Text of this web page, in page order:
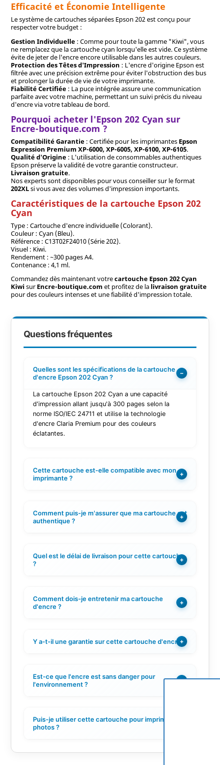
Efficacité et Économie Intelligente
Le système de cartouches séparées Epson 202 est conçu pour
respecter votre budget :
Gestion Individuelle: Comme pour toute la gamme "Kiwi", vous
ne remplacez que la cartouche cyan lorsqu'elle est vide. Ce système
évite de jeter de l'encre encore utilisable dans les autres couleurs.
Protection des Têtes d'Impression : L'encre d'origine Epson est
filtrée avec une précision extrême pour éviter l'obstruction des bus
et prolonger la durée de vie de votre imprimante.
Fiabilité Certifiée: La puce intégrée assure une communication
parfaite avec votre machine, permettant un suivi précis du niveau
d'encre via votre tableau de bord.
Pourquoi acheter l'Epson 202 Cyan sur
Encre-boutique.com ?
Compatibilité Garantie: Certifiée pour les imprimantes Epson
Expression Premium XP-6000, XP-6005, XP-6100, XP-6105.
Qualité d'Origine: L'utilisation de consommables authentiques
Epson préserve la validité de votre garantie constructeur.
Livraison gratuite.
Nos experts sont disponibles pour vous conseiller sur le format
202XLsi vous avez des volumes d'impression importants.
Caractéristiques de la cartouche Epson 202
Cyan
Type : Cartouche d'encre individuelle (Colorant).
Couleur : Cyan (Bleu).
Référence : C13T02F24010 (Série 202).
Visuel : Kiwi.
Rendement : ~300 pages A4.
Contenance : 4,1 ml.
Commandez dès maintenant votrecartouche Epson 202 Cyan
Kiwi surEncre-boutique.com et profitez de la livraison gratuite
pour des couleurs intenses et une fiabilité d'impression totale.
Questions fréquentes
Quelles sont les spécifications de la cartouche
d'encre Epson 202 Cyan ?
−
La cartouche Epson 202 Cyan a une capacité
d'impression allant jusqu'à 300 pages selon la
norme ISO/IEC 24711 et utilise la technologie
d'encre Claria Premium pour des couleurs
éclatantes.
Cette cartouche est-elle compatible avec mon
imprimante ?
+
Comment puis-je m'assurer que ma cartouche est
authentique ?
+
Quel est le délai de livraison pour cette cartouche
?
+
Comment dois-je entretenir ma cartouche
d'encre ?
+
Y a-t-il une garantie sur cette cartouche d'encre ?
+
Est-ce que l'encre est sans danger pour
l'environnement ?
+
Puis-je utiliser cette cartouche pour imprimer des
photos ?